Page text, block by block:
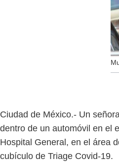
Ciudad de México.- Un
dentro de un automóvil en el
Hospital General, en el área
cubículo de Triage Covid-19.